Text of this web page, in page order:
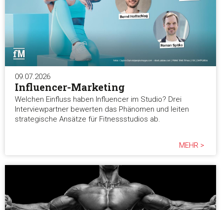
09.07.2026
Influencer-Marketing
Welchen Einfluss haben Influencer im Studio? Drei
Interviewpartner bewerten das Phänomen und leiten
strategische Ansätze für Fitnessstudios ab.
MEHR >